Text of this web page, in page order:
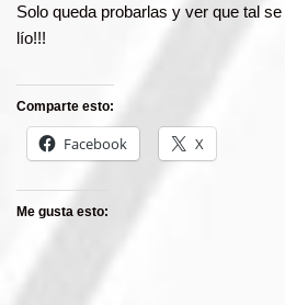
Solo queda probarlas y ver que tal se
lío!!!
Comparte esto:
Facebook X
Me gusta esto: